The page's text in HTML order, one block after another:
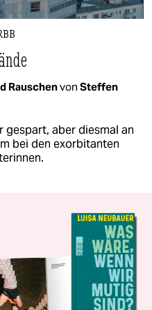
Rauschenvon Steffen
gespart, aber diesmal an
bei den exorbitanten